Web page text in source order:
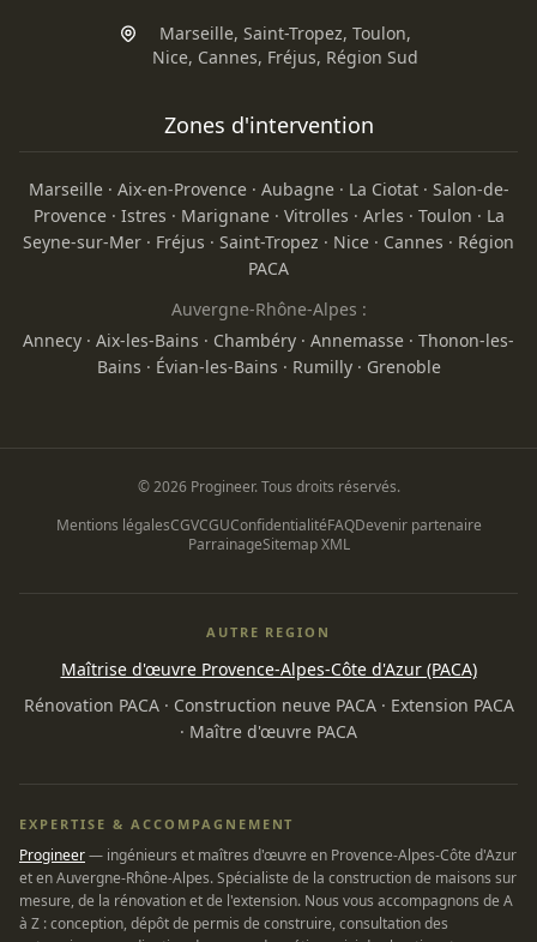
Marseille, Saint-Tropez, Toulon,
Nice, Cannes, Fréjus, Région Sud
Zones d'intervention
Marseille· Aix-en-Provence· Aubagne· La Ciotat· Salon-de-
Provence· Istres · Marignane· Vitrolles · Arles · Toulon · La
Seyne-sur-Mer · Fréjus · Saint-Tropez · Nice · Cannes · Région
PACA
Auvergne-Rhône-Alpes :
Annecy · Aix-les-Bains · Chambéry · Annemasse · Thonon-les-
Bains · Évian-les-Bains · Rumilly· Grenoble
© 2026 Progineer. Tous droits réservés.
Mentions légalesCGVCGUConfidentialitéFAQDevenir partenaire
ParrainageSitemap XML
AUTRE REGION
Maîtrise d'œuvre Provence-Alpes-Côte d'Azur (PACA)
Rénovation PACA· Construction neuve PACA· Extension PACA
· Maître d'œuvre PACA
EXPERTISE & ACCOMPAGNEMENT
Progineer— ingénieurs et maîtres d'œuvre en Provence-Alpes-Côte d'Azur
et en Auvergne-Rhône-Alpes. Spécialiste de la construction de maisons sur
mesure, de la rénovation et de l'extension. Nous vous accompagnons de A
à Z : conception, dépôt de permis de construire, consultation des